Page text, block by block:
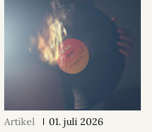
Artikel 01. juli 2026